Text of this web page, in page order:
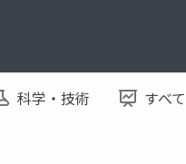
科学・技術 すべ